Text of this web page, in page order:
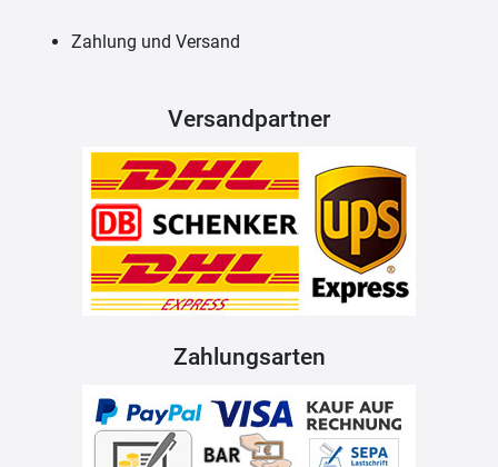
Zahlung und Versand
Versandpartner
Zahlungsarten